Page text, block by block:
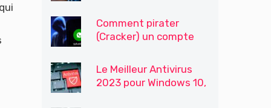
Enfants
Comment pirater
(Cracker) un compte
Le Meilleur Antivirus
2023 pour Windows 10,